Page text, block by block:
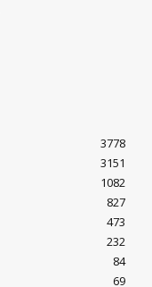
3778
3151
1082
827
473
232
84
69